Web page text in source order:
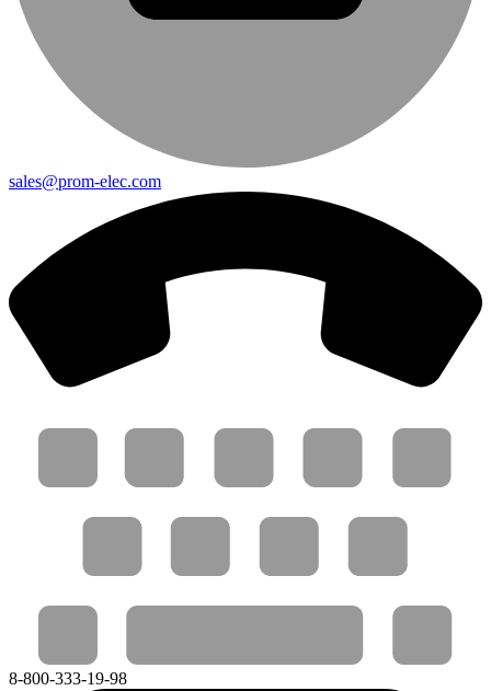
sales@prom-elec.com
8-800-333-19-98